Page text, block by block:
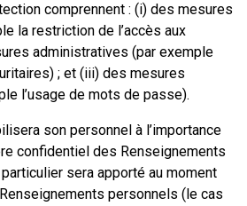
comprennent : (i) des mesures
la restriction de l’accès aux
administratives (par exemple
; et (iii) des mesures
l’usage de mots de passe).
son personnel à l’importance
confidentiel des Renseignements
sera apporté au moment
personnels (le cas